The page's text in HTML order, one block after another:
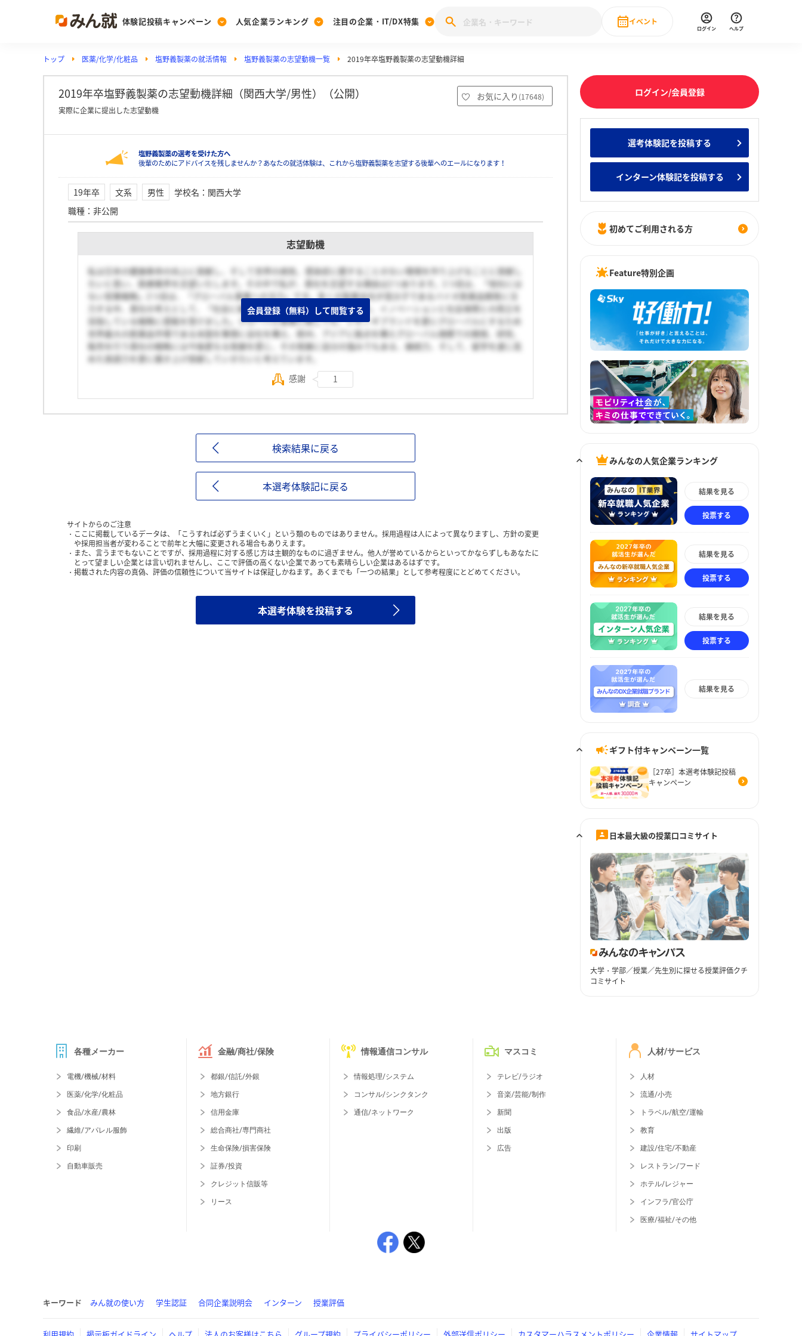
体験記投稿キャンペーン
Post
投稿する
[27卒] 本選考体験記投稿キャンペーン
人気企業ランキング
Ranking
ランキングを見る
みんなのDX企業就職ブランド調査
Vote
投票する
みんなの新卒就職人気企業ランキング みんなのインターン人気企業ランキ
注目の企業・IT/DX特集
PickUp
注目の企業特集
28卒 IT・DX現場社員インタビュー
イベント
直近のイベント一覧
ログイン ヘルプ
トップ 医薬/化学/化粧品 塩野義製薬の就活情報 塩野義製薬の志望動機一覧 2019年卒塩野義製薬の志望動機詳細
2019年卒塩野義製薬の志望動機詳細（関西大学/男性）（公開） お気に入り (17648)
実際に企業に提出した志望動機
塩野義製薬の選考を受けた方へ
後輩のためにアドバイスを残しませんか？あなたの就活体験は、これから塩野義製薬を志望する後輩へのエールになります！
19年卒 文系 男性 学校名 ： 関西大学
職種 ： 非公開
志望動機
私は日本の健康寿命の向上に貢献し、そして世界の病気、感染症に臆することのない環境を作り上げることに貢献し
たいと思い、医療業界を志望いたします。その中で私が、貴社を志望する理由は2つあります。1つ目は、「他社には
ない営業戦略」2つ目は、「グローバル事業への注力」です。多くの製薬会社が高分子であるバイオ医薬品開発に注
力する中、貴社の考えとして、「社会に優しい製薬会社」という視点を持ち、イノベーションと社会保障との両立を
目指している戦略に感銘を受けました。グローバル事業に関しても、シオノギブランドを更にグローバルにするため
世界最大の医薬品市場である米国を筆頭に会社を構え、欧州、アジアに拠点を構えグローバル規模での開発、研究、
販売を行う貴社の戦略には今後更なる発展を感じ、その発展に自分の強みでもある、継続力、そして、留学を通じ高
めた英語力を更に磨き上げ貢献していきたいと考えています。
会員登録（無料）して閲覧する
感謝 1
検索結果に戻る
本選考体験記に戻る
サイトからのご注意
ここに掲載しているデータは、「こうすれば必ずうまくいく」という類のものではありません。採用過程は人によって異なりますし、方針の変更
や採用担当者が変わることで前年と大幅に変更される場合もありえます。
また、言うまでもないことですが、採用過程に対する感じ方は主観的なものに過ぎません。他人が誉めているからといってかならずしもあなたに
とって望ましい企業とは言い切れませんし、ここで評価の高くない企業であっても素晴らしい企業はあるはずです。
掲載された内容の真偽、評価の信頼性について当サイトは保証しかねます。あくまでも「一つの結果」として参考程度にとどめてください。
本選考体験を投稿する
ログイン/会員登録
選考体験記を投稿する
インターン体験記を投稿する
初めてご利用される方
Feature特別企画
みんなの人気企業ランキング
結果を見る
投票する
結果を見る
投票する
結果を見る
投票する
結果を見る
ギフト付キャンペーン一覧
［27卒］本選考体験記投稿
キャンペーン
日本最大級の授業口コミサイト
大学・学部／授業／先生別に探せる授業評価クチ
コミサイト
各種メーカー
電機/機械/材料
医薬/化学/化粧品
食品/水産/農林
繊維/アパレル服飾
印刷
自動車販売
金融/商社/保険
都銀/信託/外銀
地方銀行
信用金庫
総合商社/専門商社
生命保険/損害保険
証券/投資
クレジット信販等
リース
情報通信コンサル
情報処理/システム
コンサル/シンクタンク
通信/ネットワーク
マスコミ
テレビ/ラジオ
音楽/芸能/制作
新聞
出版
広告
人材/サービス
人材
流通/小売
トラベル/航空/運輸
教育
建設/住宅/不動産
レストラン/フード
ホテル/レジャー
インフラ/官公庁
医療/福祉/その他
キーワード みん就の使い方 学生認証 合同企業説明会 インターン 授業評価